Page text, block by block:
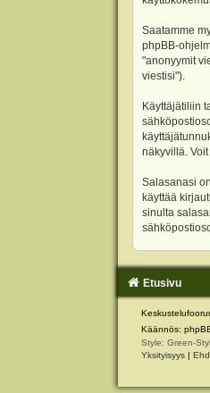
Saatamme
phpBB-
"anonyymit
viestisi").
Käyttäjätiliin
näkyvillä.
Salasanasi
käyttää
sinulta
Etusivu
Käännös:
Style: Green-
Yksityisyys |